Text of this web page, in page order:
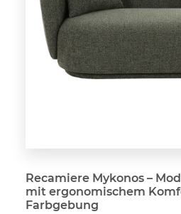
Recamiere Mykonos –
mit ergonomischem
Farbgebung